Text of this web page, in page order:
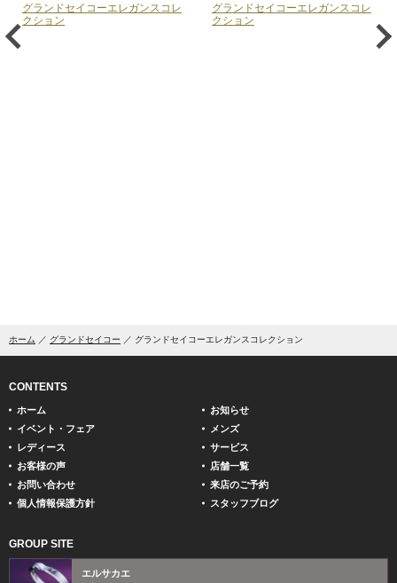
グランドセイコーエレガンスコレ
クション
グランドセイコーエレガンスコレ
クション
ホーム グランドセイコー グランドセイコーエレガンスコレクション
CONTENTS
ホーム
お知らせ
イベント・フェア
メンズ
レディース
サービス
お客様の声
店舗一覧
お問い合わせ
来店のご予約
個人情報保護方針
スタッフブログ
GROUP SITE
エルサカエ